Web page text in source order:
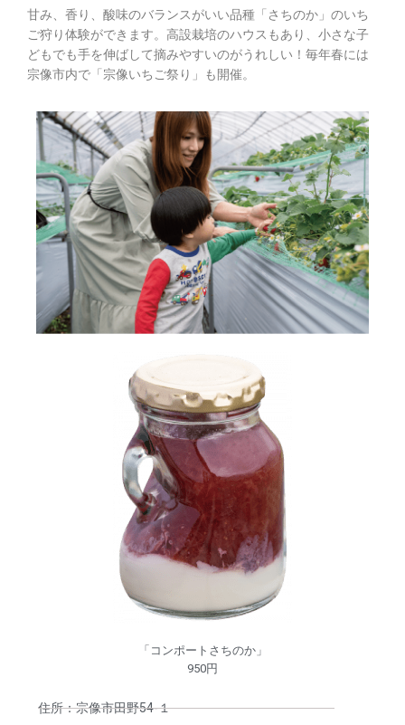
甘み、香り、酸味のバランスがいい品種「さちのか」のいち
ご狩り体験ができます。高設栽培のハウスもあり、小さな子
どもでも手を伸ばして摘みやすいのがうれしい！毎年春には
宗像市内で「宗像いちご祭り」も開催。
「コンポートさちのか」
950円
住所：宗像市田野54-１